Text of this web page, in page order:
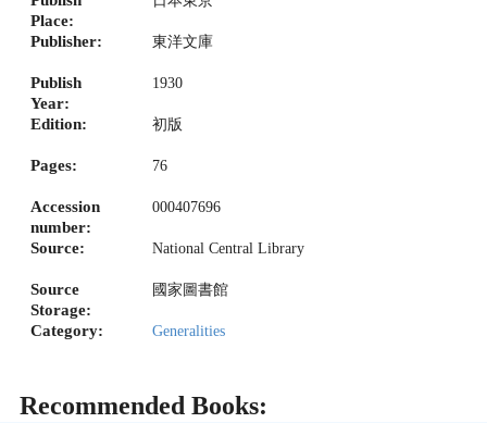
Place:
Publisher: 東洋文庫
Publish
Year:
1930
Edition: 初版
Pages: 76
Accession
number:
000407696
Source: National Central Library
Source
Storage:
國家圖書館
Category: Generalities
Recommended Books: